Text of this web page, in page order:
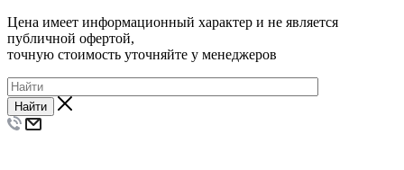
Цена имеет информационный характер и не является
публичной офертой,
точную стоимость уточняйте у менеджеров
Найти